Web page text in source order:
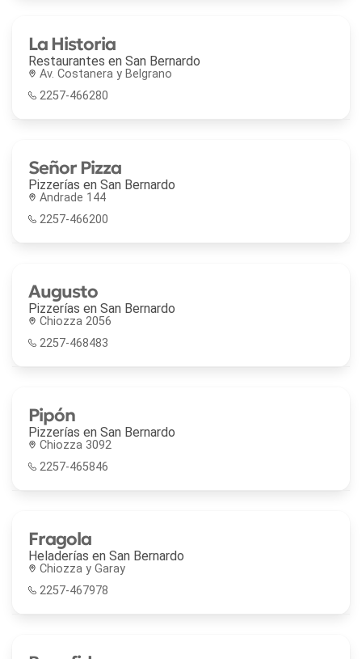
La Historia
Restaurantes en San Bernardo
Av. Costanera y Belgrano
2257-466280
Señor Pizza
Pizzerías en San Bernardo
Andrade 144
2257-466200
Augusto
Pizzerías en San Bernardo
Chiozza 2056
2257-468483
Pipón
Pizzerías en San Bernardo
Chiozza 3092
2257-465846
Fragola
Heladerías en San Bernardo
Chiozza y Garay
2257-467978